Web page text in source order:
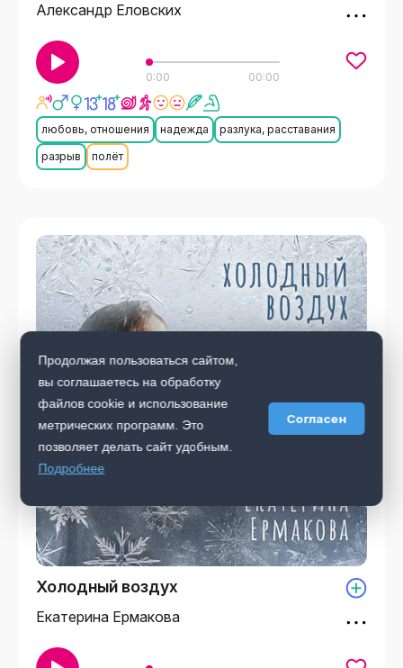
Александр Еловских
0:00 00:00
любовь, отношения надежда
разлука, расставания
разрыв
полёт
Холодный воздух
Екатерина Ермакова
Продолжая пользоваться сайтом,
вы соглашаетесь на обработку
файлов cookie и использование
метрических программ. Это
позволяет делать сайт удобным.
Подробнее
Согласен